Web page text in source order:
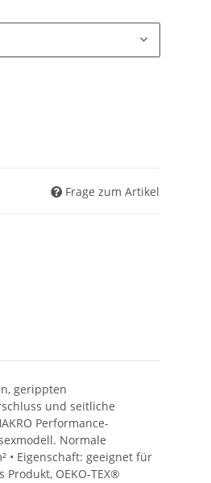
Frage zum Artikel
gerippten
und seitliche
Performance-
Normale
• Eigenschaft: geeignet für
OEKO-TEX®